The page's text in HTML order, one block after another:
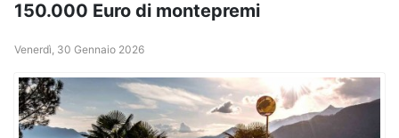
150.000 Euro di montepremi
Venerdì, 30 Gennaio 2026